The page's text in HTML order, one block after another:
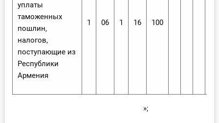
уплаты
таможенных
пошлин,
налогов,
поступающие из
Республики
Армения
1 06 1 16 100
»;